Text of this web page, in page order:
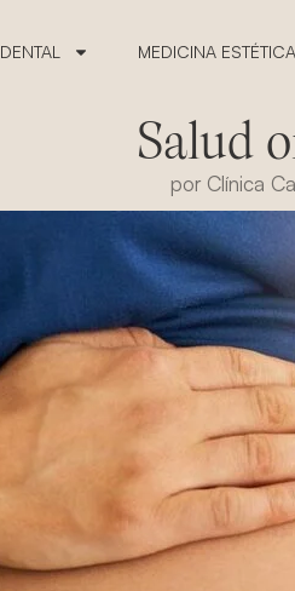
DENTAL MEDICINA ESTÉTICA
Salud
porClínica